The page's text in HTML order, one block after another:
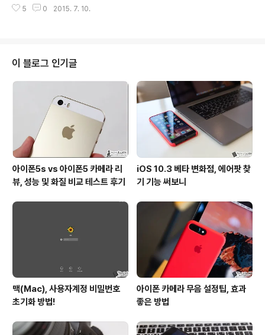
있다는 말이 될텐데요. 그 음원 자체가 상당히 좋습니다. 유
닙니다. 최신 스마트폰을 구해서 유심 요금제를 이용하는
를 이용하는 것도 가능합니다. 대표적으로 떠올릴 수 있는
것이 바로 'SK알뜰폰 7mobile 다이렉트' 예요. 블로그를
통해 몇차례 소개한 바 있는 SK텔링크가 운영하는 온라인
직영샵인데 오픈 기념으로 꽤 흥미로운 프로모션을 진행하
고 있더군요. 국내에서도 좋은 반응을 얻었던 갤럭시노트3
를 착한가격에 구할 수 있다고 합니..
5 0 2015. 7. 10.
이 블로그 인기글
아이폰5s vs 아이폰5 카메라 리
뷰, 성능 및 화질 비교 테스트 후기
iOS 10.3 베타 변화점, 에어팟 찾
기 기능 써보니
맥(Mac), 사용자계정 비밀번호
초기화 방법!
아이폰 카메라 무음 설정팁, 효과
좋은 방법